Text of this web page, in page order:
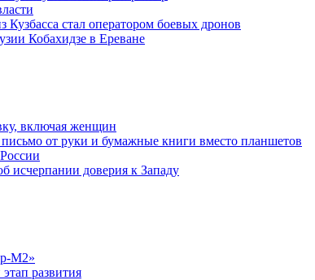
Кузбасса стал оператором боевых дронов
Кобахидзе в Ереване
включая женщин
от руки и бумажные книги вместо планшетов
исчерпании доверия к Западу
М2»
развития